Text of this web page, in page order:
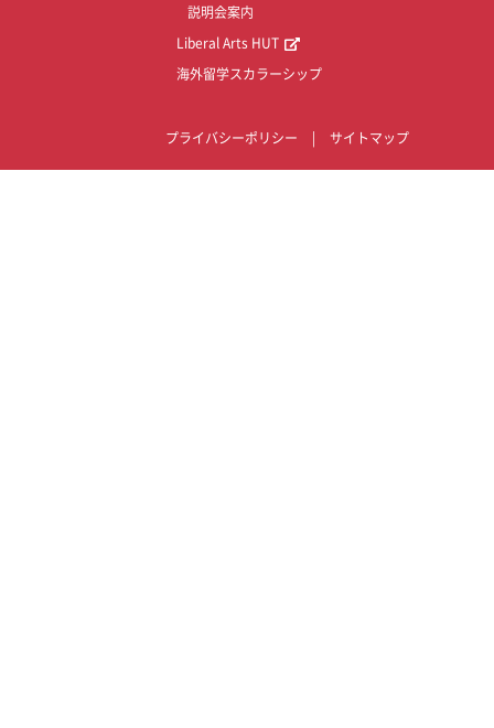
説明会案内
Liberal Arts HUT
海外留学スカラーシップ
プライバシーポリシー サイトマップ